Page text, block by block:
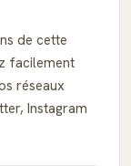
de cette
facilement
réseaux
Instagram